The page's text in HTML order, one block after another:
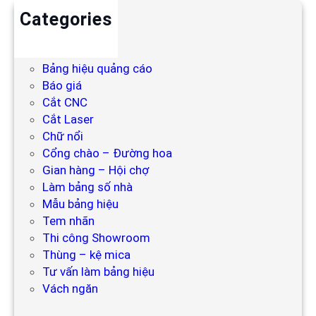
Categories
Bảng hiệu quảng cáo
Báo giá
Cắt CNC
Cắt Laser
Chữ nổi
Cổng chào – Đường hoa
Gian hàng – Hội chợ
Làm bảng số nhà
Mẫu bảng hiệu
Tem nhãn
Thi công Showroom
Thùng – kệ mica
Tư vấn làm bảng hiệu
Vách ngăn